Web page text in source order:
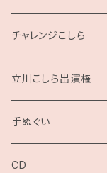
チャレンジこしら
立川こしら出演権
手ぬぐい
CD